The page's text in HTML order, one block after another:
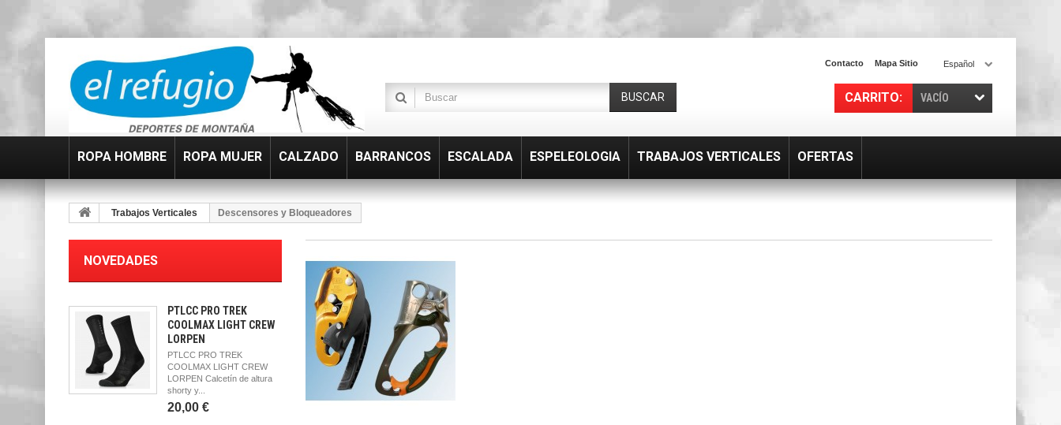
Español
Contacto Mapa Sitio
CARRITO: VACÍO
BUSCAR
ROPA HOMBRE ROPA MUJER CALZADO BARRANCOS ESCALADA ESPELEOLOGIA TRABAJOS VERTICALES OFERTAS
Trabajos Verticales Descensores y Bloqueadores
NOVEDADES
PTLCC PRO TREK
COOLMAX LIGHT CREW
LORPEN
PTLCC PRO TREK
COOLMAX LIGHT CREW
LORPEN Calcetín de altura
shorty y...
20,00 €